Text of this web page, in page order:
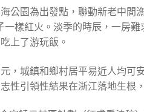
公園為出發點，聯動新老中間
樣紅火。淡季的時辰，一房
上了游玩飯。
，城鎮和鄉村居平易近人均可
性引領性結果在浙江落地生根